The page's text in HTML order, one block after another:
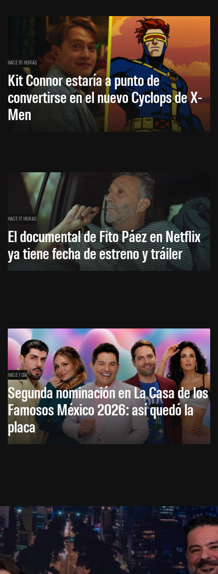
HACE 15 HORAS
Kit Connor estaría a punto de
convertirse en el nuevo Cyclops de X-
Men
HACE 17 HORAS
El documental de Fito Páez en Netflix
ya tiene fecha de estreno y tráiler
HACE 1 DÍA
Segunda nominación en La Casa de los
Famosos México 2026: así quedó la
placa